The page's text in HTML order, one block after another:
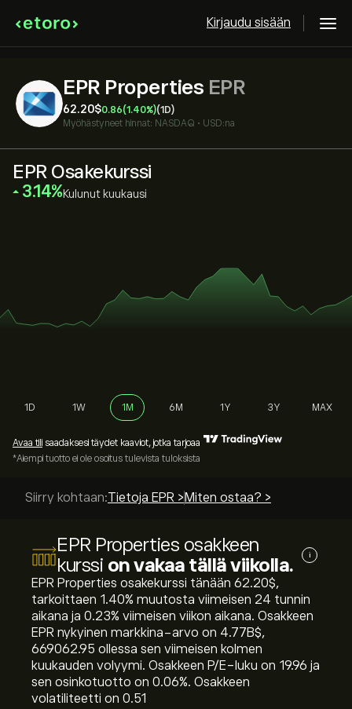
Kirjaudu sisään
EPR Properties EPR
62.20‎$‎0.86(1.40%)(1D)
Myöhästyneet hinnat: NASDAQ • USD:na
EPR Osakekurssi
‎3.14‎ Kulunut kuukausi
1D 1W 1M 6M 1Y 3Y MAX
Avaa tili saadaksesi täydet kaaviot, jotka tarjoaa
*Aiempi tuotto ei ole osoitus tulevista tuloksista
Siirry kohtaan:Tietoja EPR > Miten ostaa? >
EPR Properties osakkeen
kurssi on vakaa tällä viikolla. i
EPR Properties osakekurssi tänään 62.20‎$‎,
tarkoittaen ‎1.40‎% muutosta viimeisen 24 tunnin
aikana ja ‎0.23‎% viimeisen viikon aikana. Osakkeen
EPR nykyinen markkina-arvo on 4.77B‎$‎,
669062.95 ollessa sen viimeisen kolmen
kuukauden volyymi. Osakkeen P/E-luku on 19.96 ja
sen osinkotuotto on 0.06%. Osakkeen
volatiliteetti on 0.51